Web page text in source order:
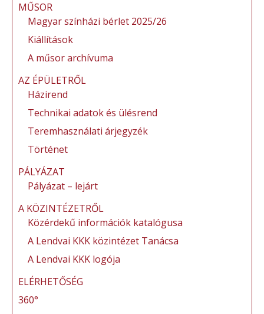
MŰSOR
Magyar színházi bérlet 2025/26
Kiállítások
A műsor archívuma
AZ ÉPÜLETRŐL
Házirend
Technikai adatok és ülésrend
Teremhasználati árjegyzék
Történet
PÁLYÁZAT
Pályázat – lejárt
A KÖZINTÉZETRŐL
Közérdekű információk katalógusa
A Lendvai KKK közintézet Tanácsa
A Lendvai KKK logója
ELÉRHETŐSÉG
360°